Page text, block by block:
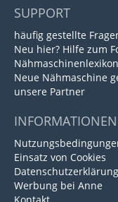
SUPPORT
häufig gestellte
Neu hier? Hilfe zum
Nähmaschinenlexikon
Neue Nähmaschine
unsere Partner
INFORMATIONEN
Einsatz von Cookies
Datenschutzerklärung
Werbung bei Anne